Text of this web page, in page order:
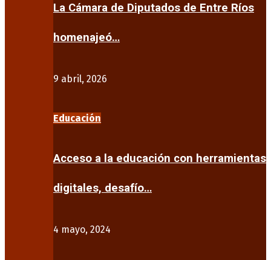
La Cámara de Diputados de Entre Ríos
homenajeó…
9 abril, 2026
Educación
Acceso a la educación con herramientas
digitales, desafío…
4 mayo, 2024